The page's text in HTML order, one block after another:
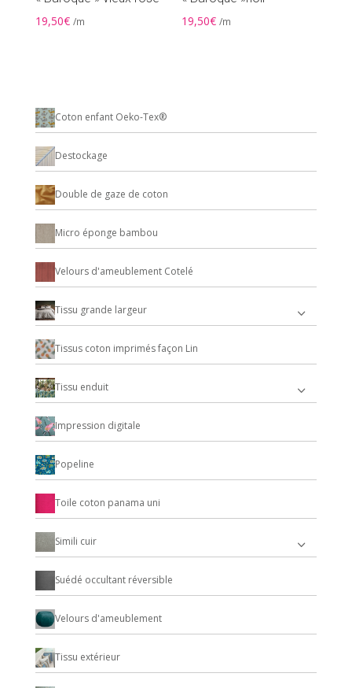
Coton enfant Oeko-Tex®
Destockage
Double de gaze de coton
Micro éponge bambou
Velours d'ameublement Cotelé
Tissu grande largeur
Tissus coton imprimés façon Lin
Tissu enduit
Impression digitale
Popeline
Toile coton panama uni
Simili cuir
Suédé occultant réversible
Velours d'ameublement
Tissu extérieur
19,50€ /m
19,50€ /m